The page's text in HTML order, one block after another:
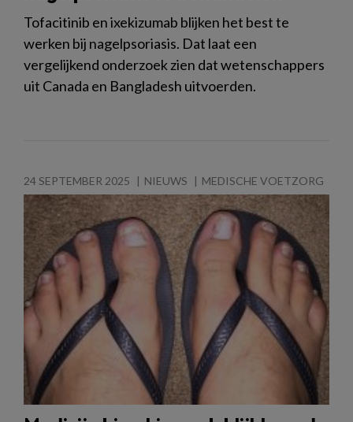
Tofacitinib en ixekizumab blijken het best te
werken bij nagelpsoriasis. Dat laat een
vergelijkend onderzoek zien dat wetenschappers
uit Canada en Bangladesh uitvoerden.
24 SEPTEMBER 2025 NIEUWS MEDISCHE VOETZORG